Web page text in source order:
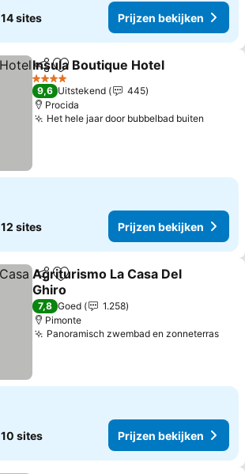
14 sites Prijzen bekijken
DelenToevoegen aan favorieten
Insula Boutique Hotel
4 Sterren
9,6 Uitstekend
445
Procida
Het hele jaar door bubbelbad buiten
12 sites Prijzen bekijken
DelenToevoegen aan favorieten
Agriturismo La Casa Del
Ghiro
Prijzen bekijken
7,8 Goed
1.258
Pimonte
Panoramisch zwembad en zonneterras
10 sites Prijzen bekijken